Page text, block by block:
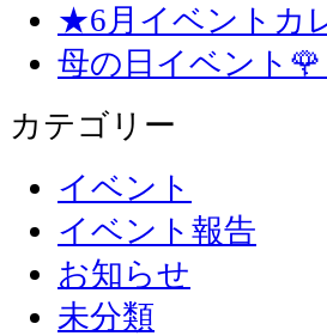
★6月イベントカ
母の日イベント
カテゴリー
イベント
イベント報告
お知らせ
未分類